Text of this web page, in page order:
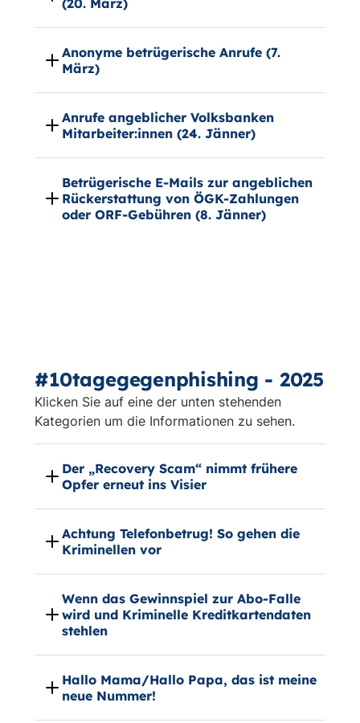
(20. März)
Anonyme betrügerische Anrufe (7.
März)
Anrufe angeblicher Volksbanken
Mitarbeiter:innen (24. Jänner)
Betrügerische E-Mails zur angeblichen
Rückerstattung von ÖGK-Zahlungen
oder ORF-Gebühren (8. Jänner)
#10tagegegenphishing - 2025
Klicken Sie auf eine der unten stehenden
Kategorien um die Informationen zu sehen.
Der „Recovery Scam“ nimmt frühere
Opfer erneut ins Visier
Achtung Telefonbetrug! So gehen die
Kriminellen vor
Wenn das Gewinnspiel zur Abo-Falle
wird und Kriminelle Kreditkartendaten
stehlen
Hallo Mama/Hallo Papa, das ist meine
neue Nummer!